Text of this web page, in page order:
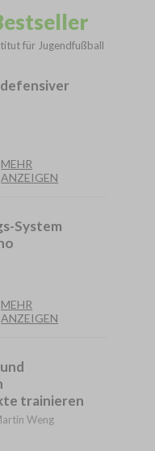
für Jugendfußball
defensiver
MEHR
ANZEIGEN
System
MEHR
ANZEIGEN
trainieren
Weng